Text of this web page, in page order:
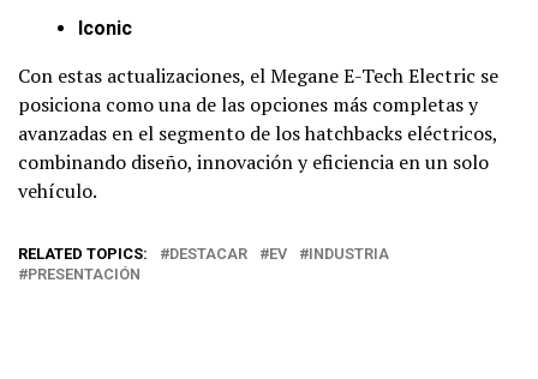
Iconic
Con estas actualizaciones, el Megane E-Tech Electric se
posiciona como una de las opciones más completas y
avanzadas en el segmento de los hatchbacks eléctricos,
combinando diseño, innovación y eficiencia en un solo
vehículo.
RELATED TOPICS: DESTACAR EV
INDUSTRIA
PRESENTACIÓN